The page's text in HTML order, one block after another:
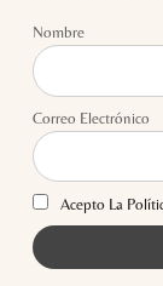
Nombre
Correo Electrónico
Acepto La